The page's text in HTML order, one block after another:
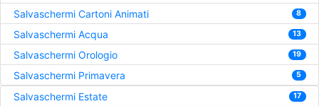
Salvaschermi Cartoni Animati 8
Salvaschermi Acqua 13
Salvaschermi Orologio 19
Salvaschermi Primavera 5
Salvaschermi Estate 17